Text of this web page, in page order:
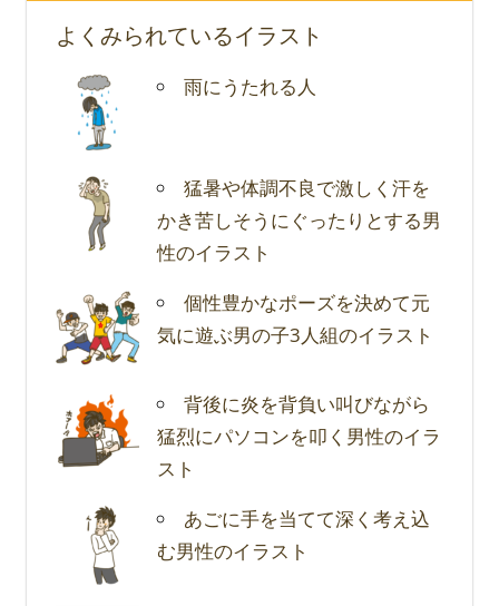
よくみられているイラスト
雨にうたれる人
猛暑や体調不良で激しく汗を
かき苦しそうにぐったりとする男
性のイラスト
個性豊かなポーズを決めて元
気に遊ぶ男の子3人組のイラスト
背後に炎を背負い叫びながら
猛烈にパソコンを叩く男性のイラ
スト
あごに手を当てて深く考え込
む男性のイラスト